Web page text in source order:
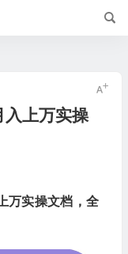
入上万实操
万实操文档，全